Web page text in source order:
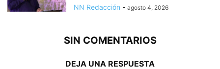
NN Redacción - agosto 4, 2026
SIN COMENTARIOS
DEJA UNA RESPUESTA